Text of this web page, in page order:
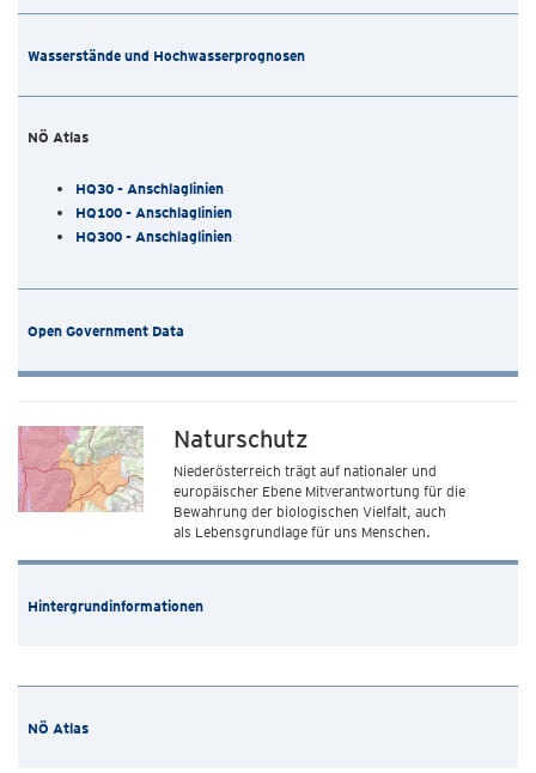
Wasserstände und Hochwasserprognosen
NÖ Atlas
HQ30 - Anschlaglinien
HQ100 - Anschlaglinien
HQ300 - Anschlaglinien
Open Government Data
Naturschutz
Niederösterreich trägt auf nationaler und
europäischer Ebene Mitverantwortung für die
Bewahrung der biologischen Vielfalt, auch
als Lebensgrundlage für uns Menschen.
Hintergrundinformationen
NÖ Atlas